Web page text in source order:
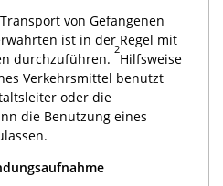
von Gefangenen
ist in der Regel mit
durchzuführen.
2
Hilfsweise
Verkehrsmittel benutzt
oder die
die Benutzung eines